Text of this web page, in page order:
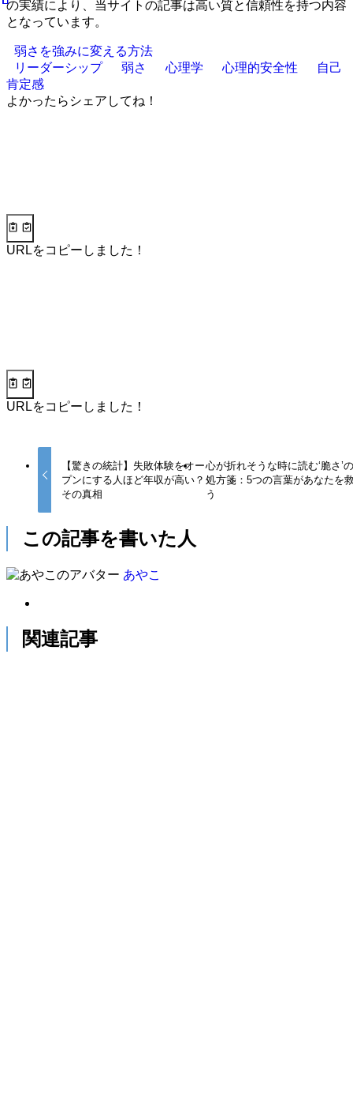
の実績により、当サイトの記事は高い質と信頼性を持つ内容
となっています。
弱さを強みに変える方法
リーダーシップ
弱さ 心理学 心理的安全性
自己
肯定感
よかったらシェアしてね！
URLをコピーしました！
URLをコピーしました！
【驚きの統計】失敗体験をオー
プンにする人ほど年収が高い？
その真相
心が折れそうな時に読む‘脆さ’
処方箋：5つの言葉があなたを
う
この記事を書いた人
あやこ
関連記事